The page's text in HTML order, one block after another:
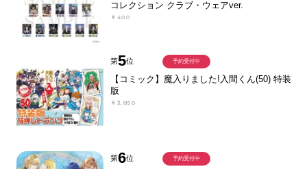
コレクション クラブ・ウェアver.
￥400
第5位
【コミック】魔入りました!入間くん(50) 特装
版
￥3,850
予約受付中
第6位 予約受付中